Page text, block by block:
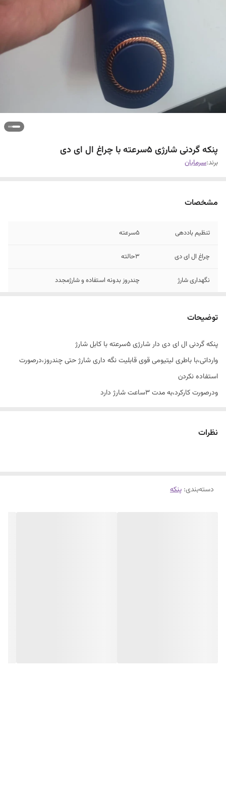
پنکه گردنی شارژی ۵سرعته با چراغ ال ای دی
برند:سرمابان
مشخصات
تنظیم باددهی ۵سرعته
چراغ ال ای دی ۳حالته
نگهداری شارژ چندروز بدونه استفاده و شارژمجدد
توضیحات
پنکه گردنی ال ای دی دار شارژی ۵سرعته با کابل شارژ
وارداتی،با باطری لیتیومی قوی قابلیت نگه داری شارژ حتی چندروز،درصورت
استفاده نکردن
ودرصورت کارکرد،به مدت ۳ساعت شارژ دارد
نظرات
دسته‌بندی: پنکه